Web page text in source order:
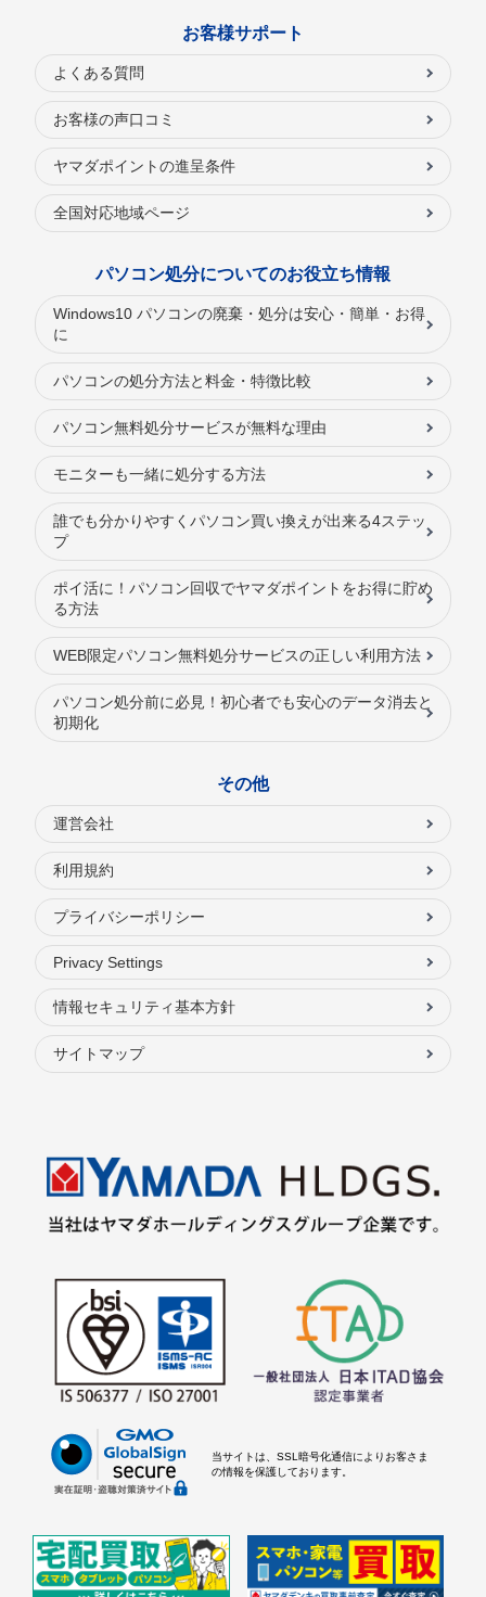
お客様サポート
よくある質問
お客様の声口コミ
ヤマダポイントの進呈条件
全国対応地域ページ
パソコン処分についてのお役立ち情報
Windows10 パソコンの廃棄・処分は安心・簡単・お得
に
パソコンの処分方法と料金・特徴比較
パソコン無料処分サービスが無料な理由
モニターも一緒に処分する方法
誰でも分かりやすくパソコン買い換えが出来る4ステッ
プ
ポイ活に！パソコン回収でヤマダポイントをお得に貯め
る方法
WEB限定パソコン無料処分サービスの正しい利用方法
パソコン処分前に必見！初心者でも安心のデータ消去と
初期化
その他
運営会社
利用規約
プライバシーポリシー
Privacy Settings
情報セキュリティ基本方針
サイトマップ
当サイトは、SSL暗号化通信によりお客さま
の情報を保護しております。